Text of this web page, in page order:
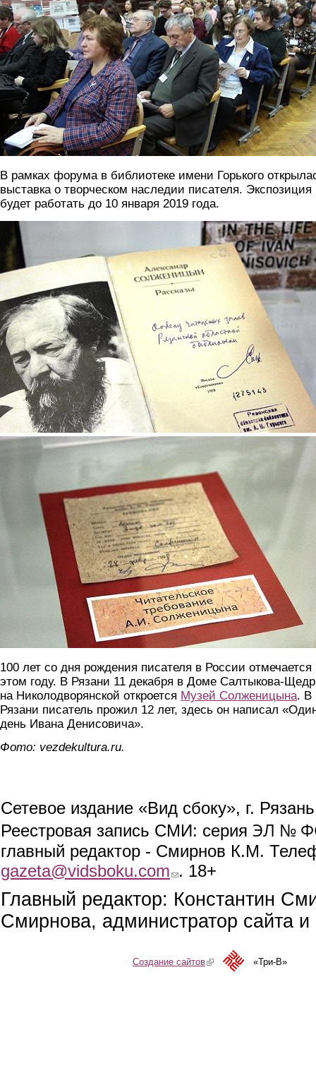
В рамках форума в библиотеке имени Горького
выставка о творческом наследии писателя. Экспозиция
будет работать до 10 января 2019 года.
4.jpg
100 лет со дня рождения писателя в России отмечается
этом году. В Рязани 11 декабря в Доме Салтыкова-
на Николодворянской откроется Музей Солженицына. В
Рязани писатель прожил 12 лет, здесь он написал
день Ивана Денисовича».
Фото: vezdekultura.ru.
Сетевое издание «Вид сбоку», г.
Реестровая запись СМИ: серия ЭЛ №
главный редактор - Смирнов К.М.
gazeta@vidsboku.com (link sends e-mail)
. 18+
Главный редактор: Константин
Смирнова, администратор сайта
Создание сайтов(link is external)«Три-В»